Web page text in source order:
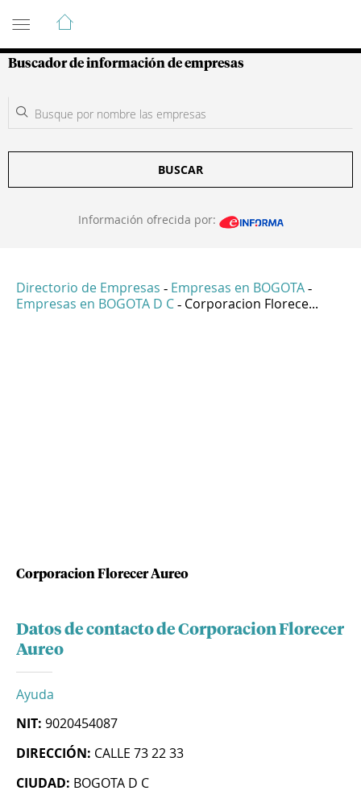
Guía de Empresas Colombianas
Buscador de información de empresas
BUSCAR
Información ofrecida por:
Directorio de Empresas - Empresas en BOGOTA -
Empresas en BOGOTA D C - Corporacion Florece...
Corporacion Florecer Aureo
Datos de contacto de Corporacion Florecer
Aureo
Ayuda
NIT: 9020454087
DIRECCIÓN: CALLE 73 22 33
CIUDAD: BOGOTA D C